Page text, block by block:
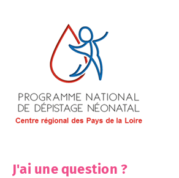
J'ai une question ?